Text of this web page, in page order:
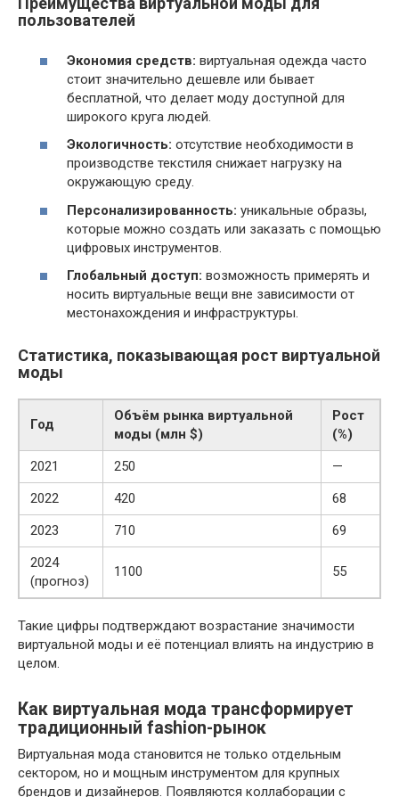
пользователей
Экономия средств: виртуальная одежда часто
стоит значительно дешевле или бывает
бесплатной, что делает моду доступной для
широкого круга людей.
Экологичность: отсутствие необходимости в
производстве текстиля снижает нагрузку на
окружающую среду.
Персонализированность: уникальные образы,
которые можно создать или заказать с помощью
цифровых инструментов.
Глобальный доступ: возможность примерять и
носить виртуальные вещи вне зависимости от
местонахождения и инфраструктуры.
Статистика, показывающая рост виртуальной
моды
Год
Объём рынка виртуальной
моды (млн $)
Рост
(%)
2021
250
—
2022
420
68
2023
710
69
2024
(прогноз)
1100 55
Такие цифры подтверждают возрастание значимости
виртуальной моды и её потенциал влиять на индустрию в
целом.
Как виртуальная мода трансформирует
традиционный fashion-рынок
Виртуальная мода становится не только отдельным
сектором, но и мощным инструментом для крупных
брендов и дизайнеров. Появляются коллаборации с